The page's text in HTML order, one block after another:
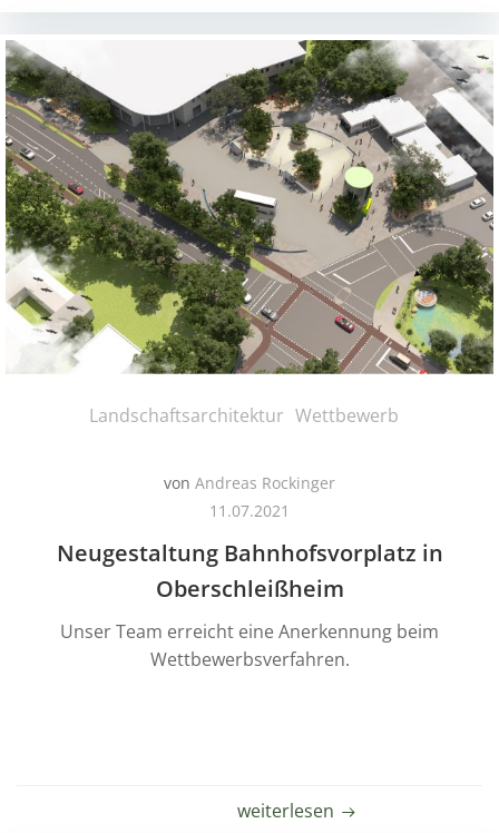
Landschaftsarchitektur Wettbewerb
von Andreas Rockinger
11.07.2021
Neugestaltung Bahnhofsvorplatz in
Oberschleißheim
Unser Team erreicht eine Anerkennung beim
Wettbewerbsverfahren.
weiterlesen